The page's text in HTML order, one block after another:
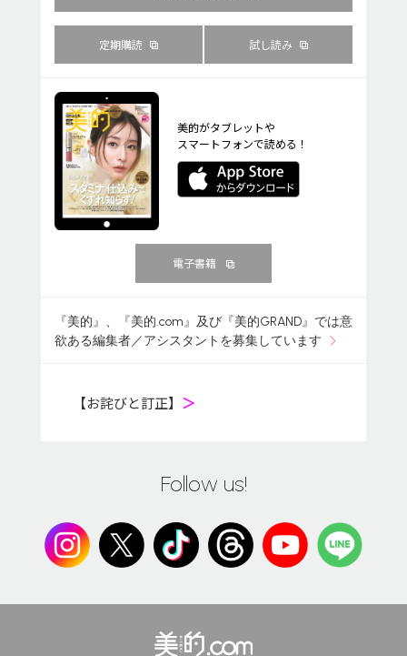
定期購読 試し読み
美的がタブレットや
スマートフォンで読める！
電子書籍
『美的』、『美的.com』及び『美的GRAND』では意
欲ある編集者／アシスタントを募集しています
【お詫びと訂正】 ＞
Follow us!